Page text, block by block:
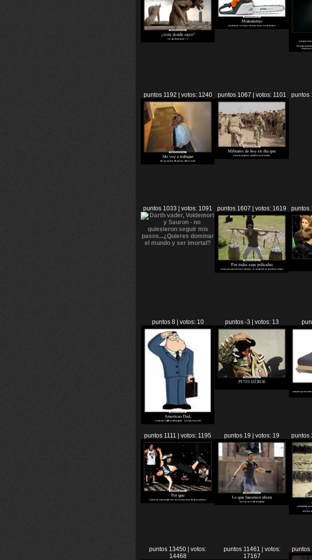
puntos 1192 | votos: 1240 puntos 1067 | votos: 1101 puntos
puntos 1033 | votos: 1091 puntos 1607 | votos: 1619 puntos
puntos 8 | votos: 10 puntos -3 | votos: 13
puntos 1111 | votos: 1195 puntos 19 | votos: 19 puntos
puntos 13450 | votos:
14468
puntos 11461 | votos:
17167
puntos